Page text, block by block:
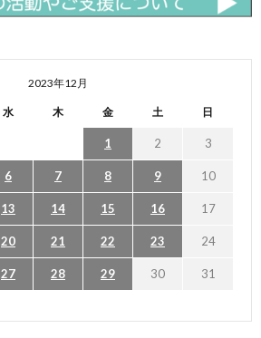
2023年12月
水 木 金 土 日
1 2 3
6 7 8 9 10
13 14 15 16 17
20 21 22 23 24
27 28 29 30
31